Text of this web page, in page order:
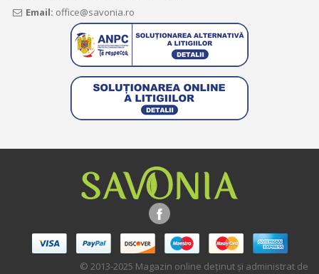
Email: office@savonia.ro
© 2013-2025 Magazin online deţinut şi administrat de